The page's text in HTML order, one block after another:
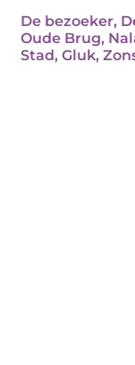
De bezoeker,
Oude Brug,
Stad, Gluk,